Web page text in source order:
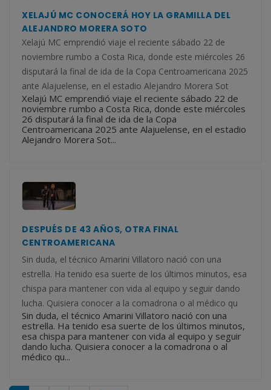
XELAJÚ MC CONOCERÁ HOY LA GRAMILLA DEL
ALEJANDRO MORERA SOTO
Xelajú MC emprendió viaje el reciente sábado 22 de
noviembre rumbo a Costa Rica, donde este miércoles 26
disputará la final de ida de la Copa Centroamericana 2025
ante Alajuelense, en el estadio Alejandro Morera Sot
Xelajú MC emprendió viaje el reciente sábado 22 de
noviembre rumbo a Costa Rica, donde este miércoles
26 disputará la final de ida de la Copa
Centroamericana 2025 ante Alajuelense, en el estadio
Alejandro Morera Sot...
DESPUÉS DE 43 AÑOS, OTRA FINAL
CENTROAMERICANA
Sin duda, el técnico Amarini Villatoro nació con una
estrella. Ha tenido esa suerte de los últimos minutos, esa
chispa para mantener con vida al equipo y seguir dando
lucha. Quisiera conocer a la comadrona o al médico qu
Sin duda, el técnico Amarini Villatoro nació con una
estrella. Ha tenido esa suerte de los últimos minutos,
esa chispa para mantener con vida al equipo y seguir
dando lucha. Quisiera conocer a la comadrona o al
médico qu...